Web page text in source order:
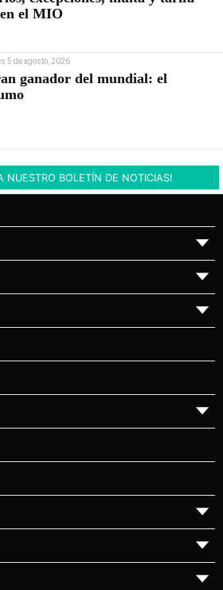
el MIO
5 de agosto, 2026
ganador del mundial: el
NUESTRO BOLETÍN DE NOTICIAS!
▼
▼
▼
▼
▼
▼
▼